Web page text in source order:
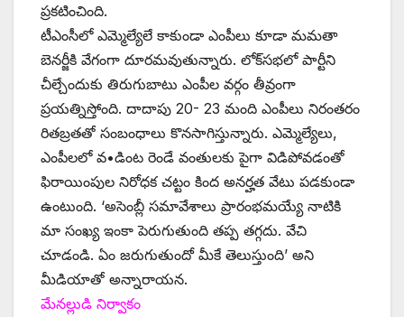
ప్రకటించింది.
టీఎంసీలో ఎమ్మెల్యేలే కాకుండా ఎంపీలు కూడా మమతా
బెనర్జీకి వేగంగా దూరమవుతున్నారు. లోక్‌సభలో పార్టీని
చీల్చేందుకు తిరుగుబాటు ఎంపీల వర్గం తీవ్రంగా
ప్రయత్నిస్తోంది. దాదాపు 20- 23 మంది ఎంపీలు నిరంతరం
రితబ్రతతో సంబంధాలు కొనసాగిస్తున్నారు. ఎమ్మెల్యేలు,
ఎంపీలలో వ•డింట రెండే వంతులకు పైగా విడిపోవడంతో
ఫిరాయింపుల నిరోధక చట్టం కింద అనర్హత వేటు పడకుండా
ఉంటుంది. ‘అసెంబ్లీ సమావేశాలు ప్రారంభమయ్యే నాటికి
మా సంఖ్య ఇంకా పెరుగుతుంది తప్ప తగ్గదు. వేచి
చూడండి. ఏం జరుగుతుందో మీకే తెలుస్తుంది’ అని
మీడియాతో అన్నారాయన.
మేనల్లుడి నిర్వాకం